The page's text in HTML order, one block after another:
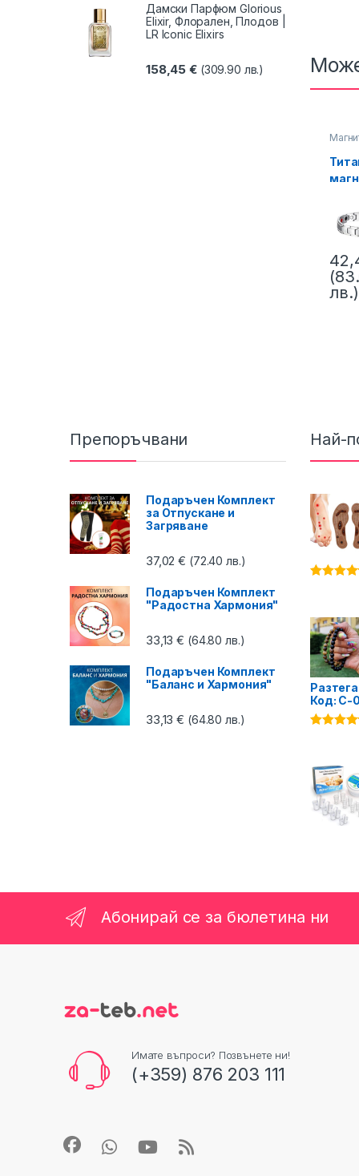
Код:
лв.)
Дамски Парфюм Glorious
Elixir, Флорален, Плодов |
LR Iconic Elixirs
158,45€ (309.90 лв.)
Препоръчвани
Подаръчен Комплект
за Отпускане и
Загряване
37,02€ (72.40 лв.)
Подаръчен Комплект
"Радостна Хармония"
33,13€ (64.80 лв.)
Подаръчен Комплект
"Баланс и Хармония"
33,13€ (64.80 лв.)
Най-
Код: C-
Абонирай се за бюлетина ни
Имате въпроси? Позвънете ни!
(+359) 876 203 111